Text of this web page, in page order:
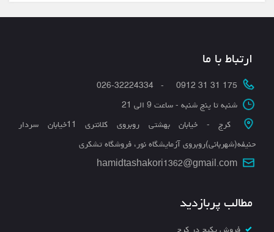
ارتباط با ما
175 31 31 0912 - 026-32224334
شنبه تا پنج شنبه - ساعت 9 الی 21
کرج - خیابان بهشتی روبروی کلانتری 11خیابان سردار
حنیفه(شهربانی)روبروی آزمایشگاه نور، فروشگاه تشکری
hamidtashakori1362@gmail.com
مطالب پربازدید